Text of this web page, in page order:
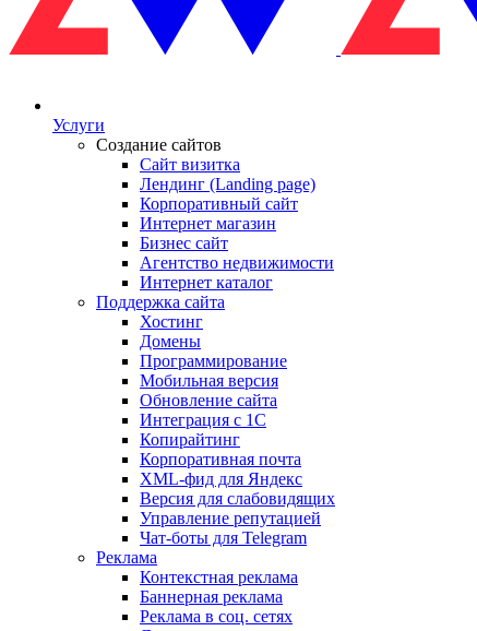
Услуги
Создание сайтов
Сайт визитка
Лендинг (Landing page)
Корпоративный сайт
Интернет магазин
Бизнес сайт
Агентство недвижимости
Интернет каталог
Поддержка сайта
Хостинг
Домены
Программирование
Мобильная версия
Обновление сайта
Интеграция с 1С
Копирайтинг
Корпоративная почта
XML-фид для Яндекс
Версия для слабовидящих
Управление репутацией
Чат-боты для Telegram
Реклама
Контекстная реклама
Баннерная реклама
Реклама в соц. сетях